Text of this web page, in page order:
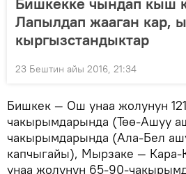
Лапылдап жааган кар,
кыргызстандыктар
23 Бештин айы 2016, 21:34
Бишкек — Ош унаа жолунун
чакырымдарында (Төө-Ашуу
чакырымдарында (Ала-Бел
капчыгайы), Мырзаке — Кара-
унаа жолунун 65-90-